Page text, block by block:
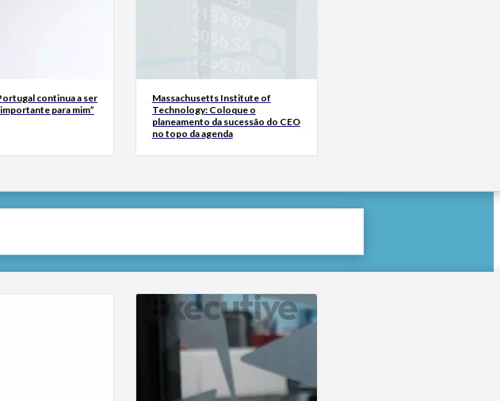
continua a ser
para mim”
Massachusetts Institute of
Technology: Coloque o
planeamento da sucessão do CEO
no topo da agenda